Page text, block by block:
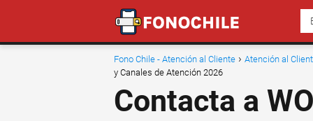
Fono Chile - Atención al Cliente
Atención al
y Canales de Atención 2026
Contacta a